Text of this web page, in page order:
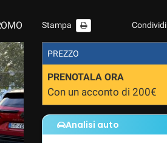
Stampa Condividi
PREZZO
PRENOTALA ORA
Con un acconto di 200€
Analisi auto
Diego Roncolato
diego@infocars.it
+393284795464